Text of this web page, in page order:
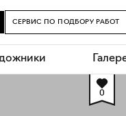
СЕРВИС ПО ПОДБОРУ РАБОТ
0